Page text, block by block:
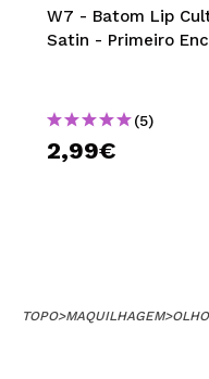
W7 - Batom Lip
Satin - Primeiro
(5)
2,99€
TOPO>MAQUILHAGEM>